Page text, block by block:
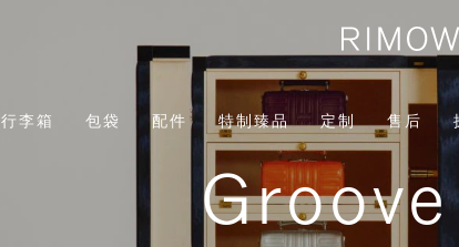
行李箱 包袋 配件 特制臻品 定制 售后